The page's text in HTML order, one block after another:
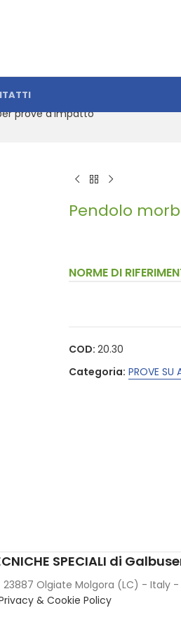
prove d’impatto
Pendolo
NORME DI
COD: 20.30
Categoria: PROVE SU
SPECIALI di
Olgiate Molgora (LC) - Italy
& Cookie Policy